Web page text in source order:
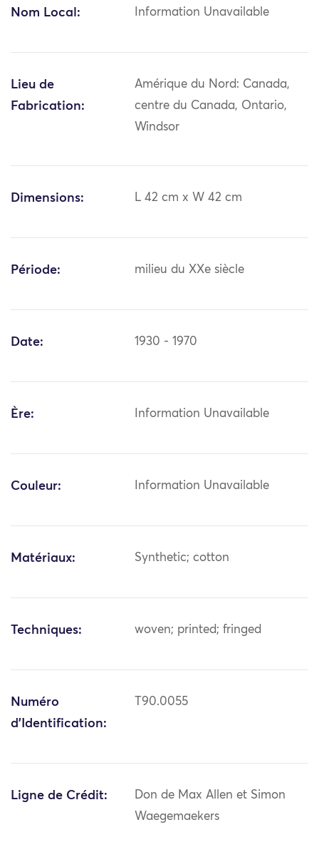
Nom Local: Information Unavailable
Lieu de
Fabrication:
Amérique du Nord: Canada,
centre du Canada, Ontario,
Windsor
Dimensions: L 42 cm x W 42 cm
Période: milieu du XXe siècle
Date: 1930 - 1970
Ère: Information Unavailable
Couleur: Information Unavailable
Matériaux: Synthetic; cotton
Techniques: woven; printed; fringed
Numéro
d'Identification:
T90.0055
Ligne de Crédit:
Don de Max Allen et Simon
Waegemaekers